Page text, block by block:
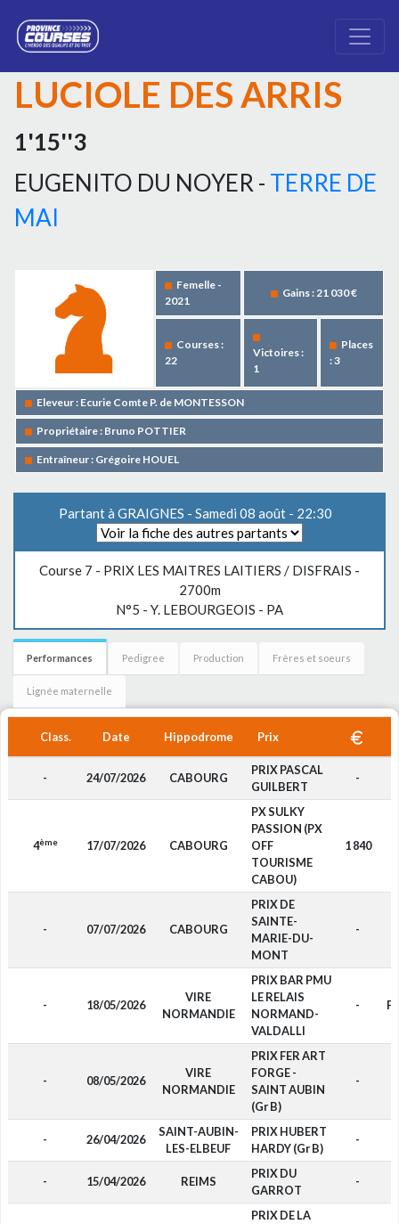
LUCIOLE DES ARRIS
1'15''3
EUGENITO DU NOYER - TERRE DE
MAI
Femelle -
2021
Gains : 21 030 €
Courses :
22
Victoires :
1
Places
: 3
Eleveur : Ecurie Comte P. de MONTESSON
Propriétaire : Bruno POTTIER
Entraîneur : Grégoire HOUEL
Partant à GRAIGNES - Samedi 08 août - 22:30
Course 7 - PRIX LES MAITRES LAITIERS / DISFRAIS -
2700m
N°5 - Y. LEBOURGEOIS - PA
Performances Pedigree Production Frères et soeurs
Lignée maternelle
Class. Date Hippodrome Prix
- 24/07/2026 CABOURG
PRIX PASCAL
GUILBERT
-
4ème 17/07/2026 CABOURG
PX SULKY
PASSION (PX
OFF
TOURISME
CABOU)
1 840
- 07/07/2026 CABOURG
PRIX DE
SAINTE-
MARIE-DU-
MONT
-
- 18/05/2026
VIRE
NORMANDIE
PRIX BAR PMU
LE RELAIS
NORMAND-
VALDALLI
-
- 08/05/2026
VIRE
NORMANDIE
PRIX FER ART
FORGE -
SAINT AUBIN
(Gr B)
-
- 26/04/2026
SAINT-AUBIN-
LES-ELBEUF
PRIX HUBERT
HARDY (Gr B)
-
- 15/04/2026 REIMS
PRIX DU
GARROT
-
PRIX DE LA